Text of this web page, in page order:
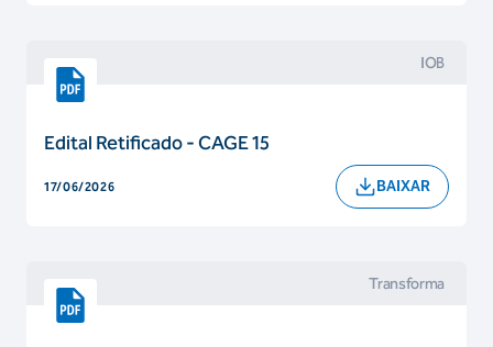
IOB
Edital Retificado - CAGE 15
17/06/2026 BAIXAR
Transforma